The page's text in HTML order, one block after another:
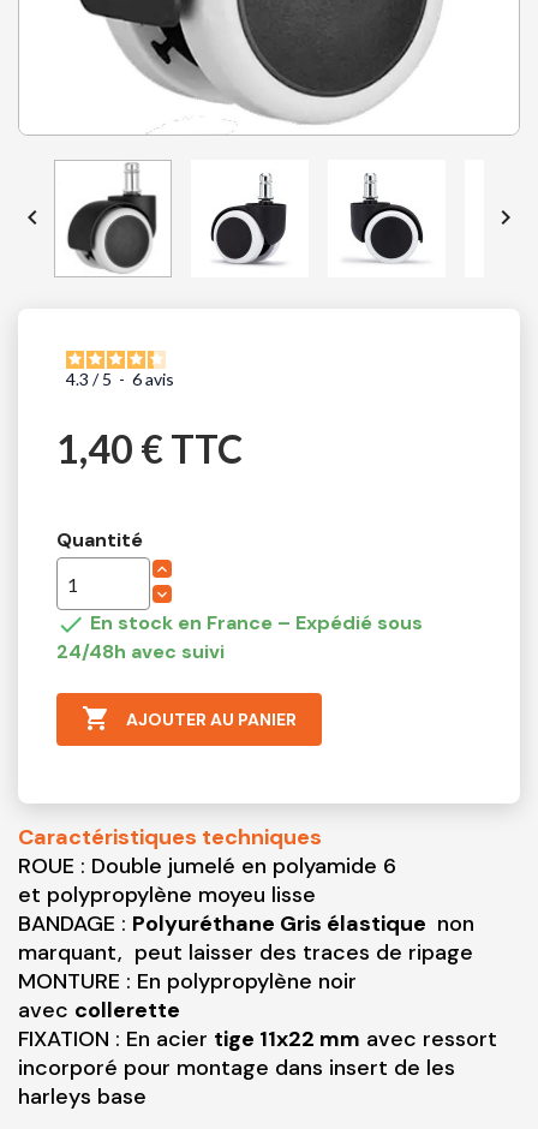
 
4.3 / 5 - 6avis
1,40 € TTC
Quantité
 En stock en France – Expédié sous
24/48h avec suivi
 AJOUTER AU PANIER
Caractéristiques techniques
ROUE : Double jumelé en polyamide 6
et polypropylène moyeu lisse
BANDAGE : Polyuréthane Gris élastique non
marquant, peut laisser des traces de ripage
MONTURE : En polypropylène noir
avec collerette
FIXATION : En acier tige 11x22 mm avec ressort
incorporé pour montage dans insert de les
harleys base